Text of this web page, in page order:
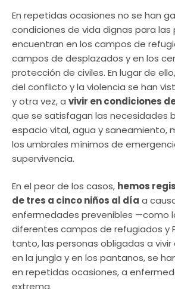
En repetidas ocasiones no se han
condiciones de vida dignas para las
encuentran en los campos de
campos de desplazados y en los
protección de civiles. En lugar de
del conflicto y la violencia se han
y otra vez, a vivir en condiciones
que se satisfagan las necesidades
espacio vital, agua y saneamiento,
los umbrales mínimos de
supervivencia.
En el peor de los casos, hemos
de tres a cinco niños al día a
enfermedades prevenibles —como
diferentes campos de refugiados y
tanto, las personas obligadas a
en la jungla y en los pantanos, se
en repetidas ocasiones, a
extrema.